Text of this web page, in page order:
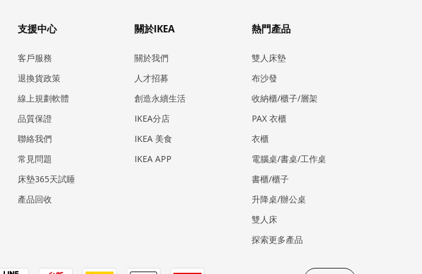
支援中心
客戶服務
退換貨政策
線上規劃軟體
品質保證
聯絡我們
常見問題
床墊365天試睡
產品回收
關於IKEA
關於我們
人才招募
創造永續生活
IKEA分店
IKEA 美食
IKEA APP
熱門產品
雙人床墊
布沙發
收納櫃/櫃子/層架
PAX 衣櫃
衣櫃
電腦桌/書桌/工作桌
書櫃/櫃子
升降桌/辦公桌
雙人床
探索更多產品